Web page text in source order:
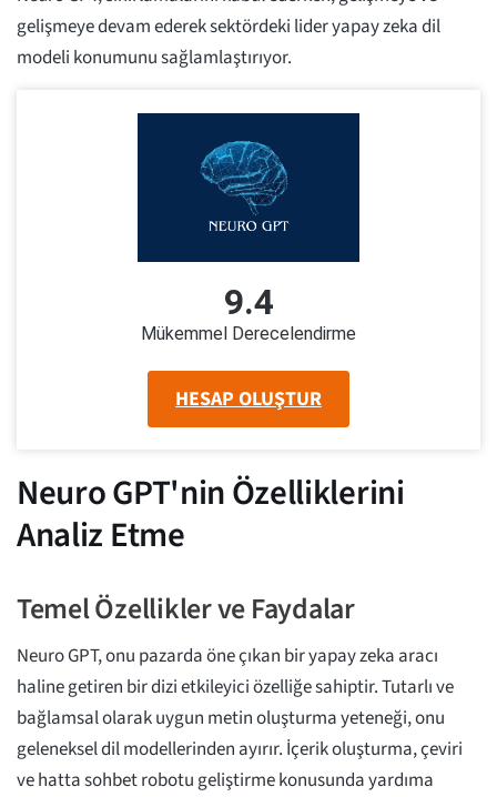
gelişmeye devam ederek sektördeki lider yapay zeka dil
modeli konumunu sağlamlaştırıyor.
9.4
Mükemmel Derecelendirme
HESAP OLUŞTUR
Neuro GPT'nin Özelliklerini
Analiz Etme
Temel Özellikler ve Faydalar
Neuro GPT, onu pazarda öne çıkan bir yapay zeka aracı
haline getiren bir dizi etkileyici özelliğe sahiptir. Tutarlı ve
bağlamsal olarak uygun metin oluşturma yeteneği, onu
geleneksel dil modellerinden ayırır. İçerik oluşturma, çeviri
ve hatta sohbet robotu geliştirme konusunda yardıma